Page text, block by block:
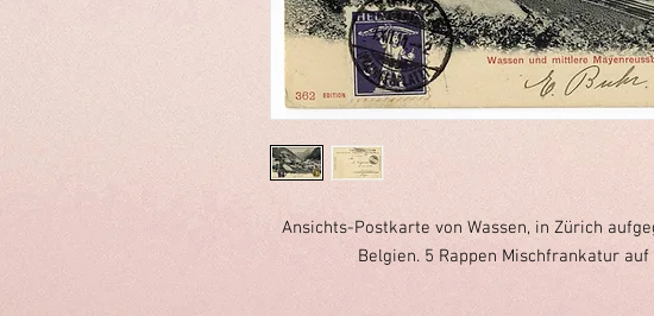
Ansichts-Postkarte von Wassen, in Zürich
Belgien. 5 Rappen Mischfrankatur